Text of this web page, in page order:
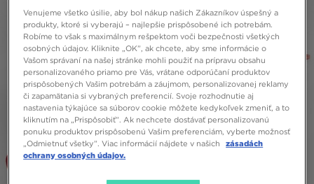
Venujeme všetko úsilie, aby bol nákup našich Zákazníkov úspešný a
produkty, ktoré si vyberajú – najlepšie prispôsobené ich potrebám.
Robíme to však s maximálnym rešpektom voči bezpečnosti všetkých
osobných údajov. Kliknite „OK”, ak chcete, aby sme informácie o
Vašom správaní na našej stránke mohli použiť na prípravu obsahu
personalizovaného priamo pre Vás, vrátane odporúčaní produktov
prispôsobených Vašim potrebám a záujmom, personalizovanej reklamy
či zapamätania si vybraných preferencií. Svoje rozhodnutie aj
nastavenia týkajúce sa súborov cookie môžete kedykoľvek zmeniť, a to
kliknutím na „Prispôsobiť”. Ak nechcete dostávať personalizovanú
ponuku produktov prispôsobenú Vašim preferenciám, vyberte možnosť
„Odmietnuť všetky”. Viac informácií nájdete v našich
zásadách
ochrany osobných údajov.